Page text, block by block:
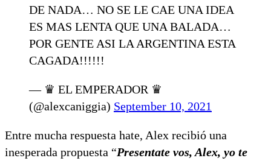
DE NADA… NO SE LE CAE UNA IDEA
ES MAS LENTA QUE UNA BALADA…
POR GENTE ASI LA ARGENTINA ESTA
CAGADA!!!!!!
— ♛ EL EMPERADOR ♛
(@alexcaniggia) September 10, 2021
Entre mucha respuesta hate, Alex recibió una
inesperada propuesta “Presentate vos, Alex, yo te